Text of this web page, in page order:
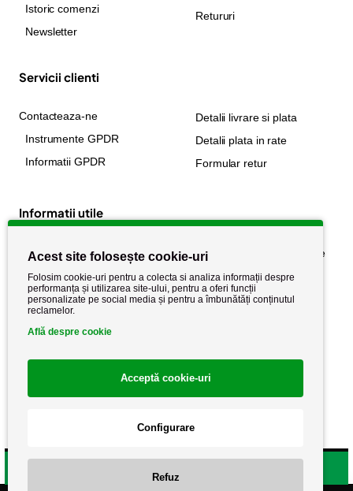
Istoric comenzi
Newsletter
Retururi
Servicii clienti
Contacteaza-ne
Instrumente GPDR
Informatii GPDR
Detalii livrare si plata
Detalii plata in rate
Formular retur
Informatii utile
Despre noi
Stiri si noutati
Politica de cookie
Politica de confidențialitate
Politica de retur
Termeni si conditii
Acest site folosește cookie-uri
Folosim cookie-uri pentru a colecta si analiza informații despre
performanța și utilizarea site-ului, pentru a oferi funcții
personalizate pe social media și pentru a îmbunătăți conținutul
reclamelor.
Află despre cookie
Acceptă cookie-uri
Configurare
Refuz